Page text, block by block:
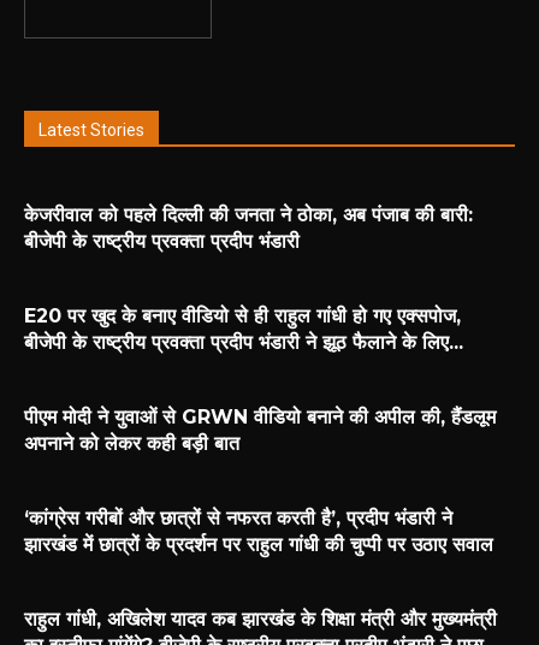
Latest Stories
केजरीवाल को पहले दिल्ली की जनता ने ठोका, अब पंजाब की बारी:
बीजेपी के राष्ट्रीय प्रवक्ता प्रदीप भंडारी
E20 पर खुद के बनाए वीडियो से ही राहुल गांधी हो गए एक्सपोज,
बीजेपी के राष्ट्रीय प्रवक्ता प्रदीप भंडारी ने झूठ फैलाने के लिए...
पीएम मोदी ने युवाओं से GRWN वीडियो बनाने की अपील की, हैंडलूम
अपनाने को लेकर कही बड़ी बात
‘कांग्रेस गरीबों और छात्रों से नफरत करती है’, प्रदीप भंडारी ने
झारखंड में छात्रों के प्रदर्शन पर राहुल गांधी की चुप्पी पर उठाए सवाल
राहुल गांधी, अखिलेश यादव कब झारखंड के शिक्षा मंत्री और मुख्यमंत्री